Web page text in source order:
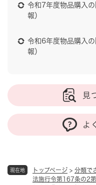
現在地 トップページ > 分類で
法施行令第167条の2
令和7年度物品購入
報）
令和6年度物品購入
報）
見
よ